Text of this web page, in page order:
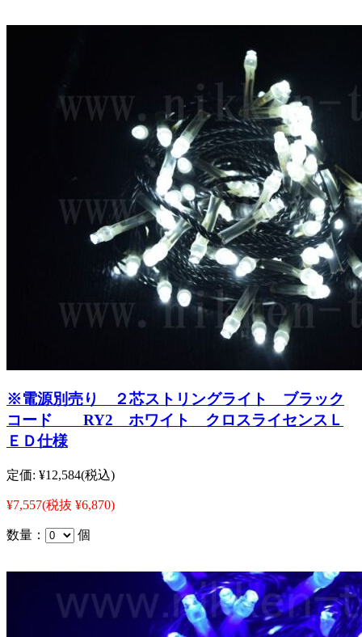
※電源別売り ２芯ストリングライト ブラック
コード RY2 ホワイト クロスライセンスＬ
ＥＤ仕様
定価: ¥12,584(税込)
¥7,557(税抜 ¥6,870)
数量： 個